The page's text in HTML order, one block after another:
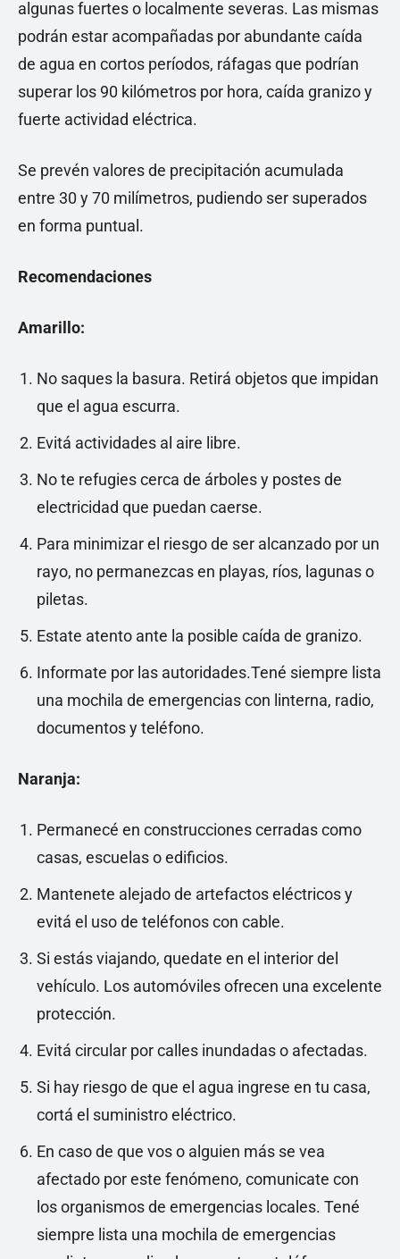
algunas fuertes o localmente severas. Las mismas
podrán estar acompañadas por abundante caída
de agua en cortos períodos, ráfagas que podrían
superar los 90 kilómetros por hora, caída granizo y
fuerte actividad eléctrica.
Se prevén valores de precipitación acumulada
entre 30 y 70 milímetros, pudiendo ser superados
en forma puntual.
Recomendaciones
Amarillo:
No saques la basura. Retirá objetos que impidan
que el agua escurra.
Evitá actividades al aire libre.
No te refugies cerca de árboles y postes de
electricidad que puedan caerse.
Para minimizar el riesgo de ser alcanzado por un
rayo, no permanezcas en playas, ríos, lagunas o
piletas.
Estate atento ante la posible caída de granizo.
Informate por las autoridades.Tené siempre lista
una mochila de emergencias con linterna, radio,
documentos y teléfono.
Naranja:
Permanecé en construcciones cerradas como
casas, escuelas o edificios.
Mantenete alejado de artefactos eléctricos y
evitá el uso de teléfonos con cable.
Si estás viajando, quedate en el interior del
vehículo. Los automóviles ofrecen una excelente
protección.
Evitá circular por calles inundadas o afectadas.
Si hay riesgo de que el agua ingrese en tu casa,
cortá el suministro eléctrico.
En caso de que vos o alguien más se vea
afectado por este fenómeno, comunicate con
los organismos de emergencias locales. Tené
siempre lista una mochila de emergencias